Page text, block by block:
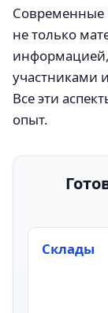
Современные
не только
участниками
Все эти
опыт.
Склады